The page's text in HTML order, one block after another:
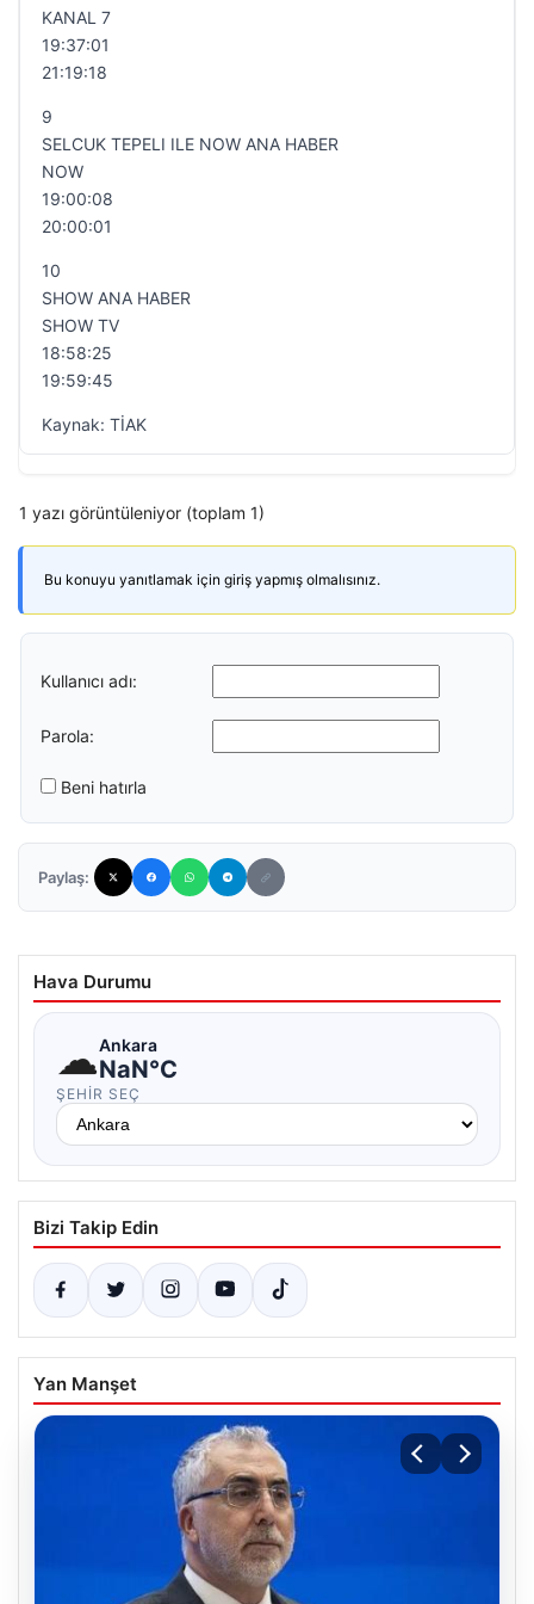
KANAL 7
19:37:01
21:19:18
9
SELCUK TEPELI ILE NOW ANA HABER
NOW
19:00:08
20:00:01
10
SHOW ANA HABER
SHOW TV
18:58:25
19:59:45
Kaynak: TİAK
1 yazı görüntüleniyor (toplam 1)
Bu konuyu yanıtlamak için giriş yapmış olmalısınız.
Kullanıcı adı:
Parola:
Beni hatırla
Paylaş:
Hava Durumu
☁Ankara
NaN°C
ŞEHIR SEÇ
Bizi Takip Edin
Yan Manşet